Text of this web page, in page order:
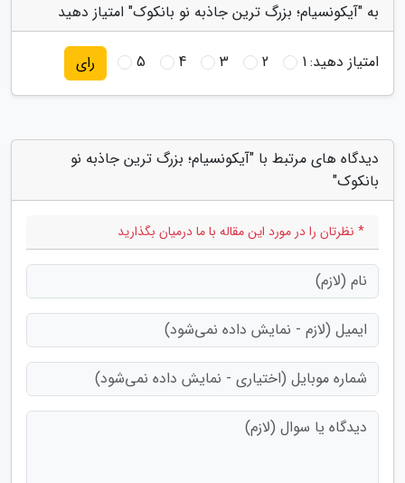
به "آیکونسیام؛ بزرگ ترین جاذبه نو بانکوک" امتیاز دهید
امتیاز دهید:1
2
3
4
5 رای
دیدگاه های مرتبط با "آیکونسیام؛ بزرگ ترین جاذبه نو
بانکوک"
* نظرتان را در مورد این مقاله با ما درمیان بگذارید